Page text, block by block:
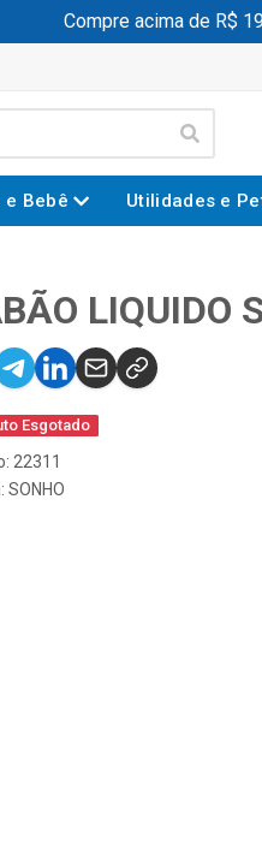
Compre acima de R$
e Bebê Utilidades e
LIQUIDO
Esgotado
22311
SONHO